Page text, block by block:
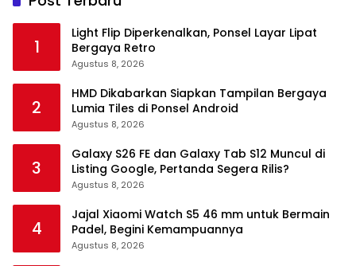
1
Light Flip Diperkenalkan, Ponsel Layar Lipat
Bergaya Retro
Agustus 8, 2026
2
HMD Dikabarkan Siapkan Tampilan Bergaya
Lumia Tiles di Ponsel Android
Agustus 8, 2026
3
Galaxy S26 FE dan Galaxy Tab S12 Muncul di
Listing Google, Pertanda Segera Rilis?
Agustus 8, 2026
4
Jajal Xiaomi Watch S5 46 mm untuk Bermain
Padel, Begini Kemampuannya
Agustus 8, 2026